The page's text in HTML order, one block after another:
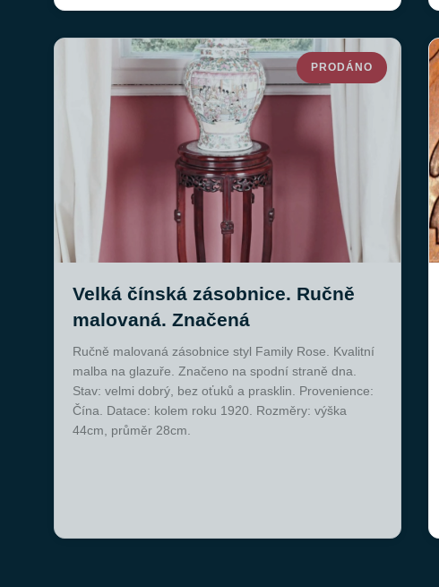
PRODÁNO
Velká čínská zásobnice. Ručně
malovaná. Značená
Ručně malovaná zásobnice styl Family Rose. Kvalitní
malba na glazuře. Značeno na spodní straně dna.
Stav: velmi dobrý, bez oťuků a prasklin. Provenience:
Čína. Datace: kolem roku 1920. Rozměry: výška
44cm, průměr 28cm.